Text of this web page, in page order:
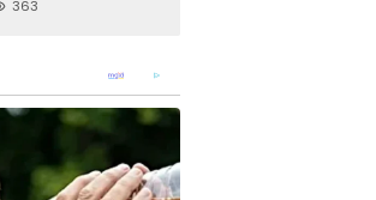
363